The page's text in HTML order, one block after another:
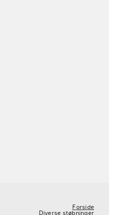
Forside
Diverse støbninger